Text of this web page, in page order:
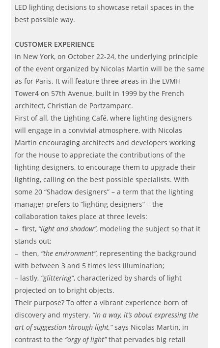
LED lighting decisions to showcase retail spaces in the
best possible way.
CUSTOMER EXPERIENCE
In New York, on October 22-24, the underlying principle
of the event organized by Nicolas Martin will be the same
as for Paris. It will feature three areas in the LVMH
Tower4 on 57th Avenue, built in 1999 by the French
architect, Christian de Portzamparc.
First of all, the Lighting Café, where lighting designers
will engage in a convivial atmosphere, with Nicolas
Martin encouraging architects and developers working
for the House to appreciate the contributions of the
lighting designers, to encourage them to upgrade their
lighting, calling on the best possible specialists. With
some 20 “Shadow designers” – a term that the lighting
manager prefers to “lighting designers” – the
collaboration takes place at three levels:
– first, “light and shadow”, modeling the subject so that it
stands out;
– then, “the environment”, representing the background
with between 3 and 5 times less illumination;
– lastly, “glittering”, characterized by shards of light
projected on to bright objects.
Their purpose? To offer a vibrant experience born of
discovery and mystery. “In a way, it’s about expressing the
art of suggestion through light,”says Nicolas Martin, in
contrast to the “orgy of light”that pervades big retail